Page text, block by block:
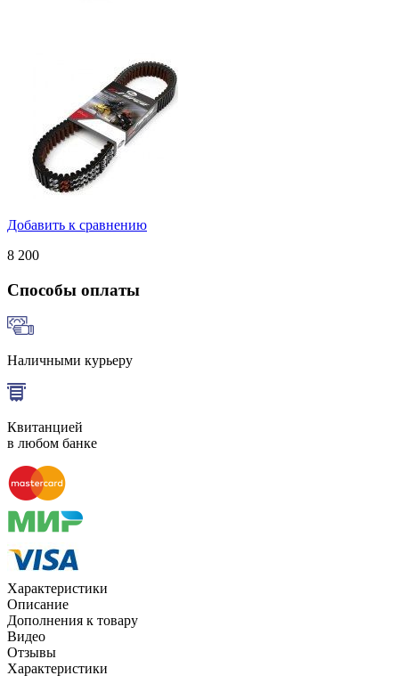
Добавить к сравнению
8 200
Способы оплаты
Наличными курьеру
Квитанцией
в любом банке
Характеристики
Описание
Дополнения к товару
Видео
Отзывы
Характеристики